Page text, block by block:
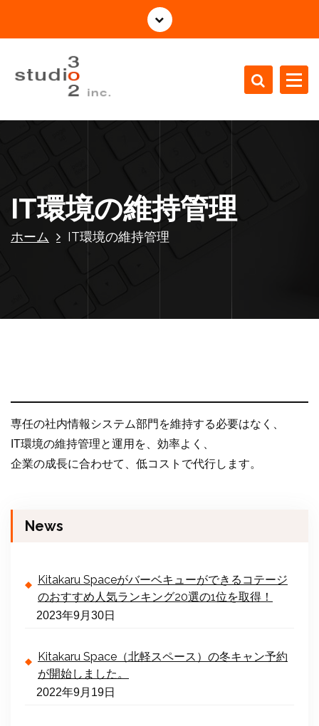
テ
IT環境の維持管理
ホーム IT環境の維持管理
専任の社内情報システム部門を維持する必要はなく、
IT環境の維持管理と運用を、効率よく、
企業の成長に合わせて、低コストで代行します。
News
Kitakaru Spaceがバーベキューができるコテージ
のおすすめ人気ランキング20選の1位を取得！
2023年9月30日
Kitakaru Space（北軽スペース）の冬キャン予約
が開始しました。
2022年9月19日